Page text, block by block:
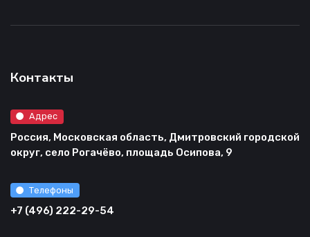
Контакты
Адрес
Россия, Московская область, Дмитровский городской
округ, село Рогачёво, площадь Осипова, 9
Телефоны
+7 (496) 222-29-54